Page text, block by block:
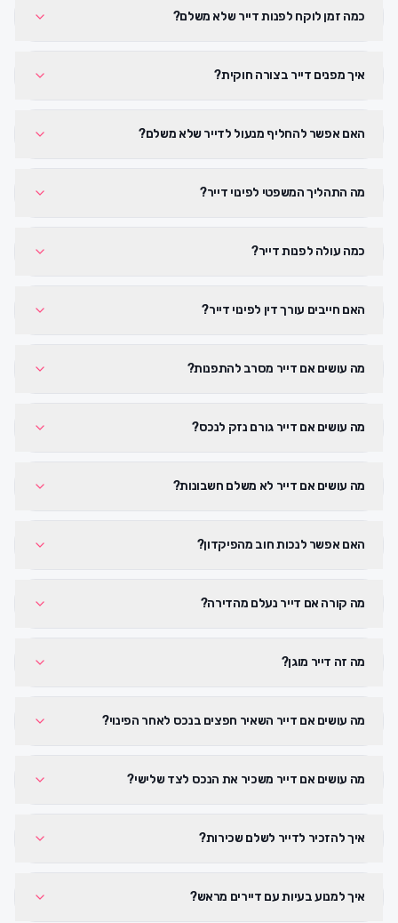
כמה זמן לוקח לפנות דייר שלא משלם?
איך מפנים דייר בצורה חוקית?
האם אפשר להחליף מנעול לדייר שלא משלם?
מה התהליך המשפטי לפינוי דייר?
כמה עולה לפנות דייר?
האם חייבים עורך דין לפינוי דייר?
מה עושים אם דייר מסרב להתפנות?
מה עושים אם דייר גורם נזק לנכס?
מה עושים אם דייר לא משלם חשבונות?
האם אפשר לנכות חוב מהפיקדון?
מה קורה אם דייר נעלם מהדירה?
מה זה דייר מוגן?
מה עושים אם דייר השאיר חפצים בנכס לאחר הפינוי?
מה עושים אם דייר משכיר את הנכס לצד שלישי?
איך להזכיר לדייר לשלם שכירות?
איך למנוע בעיות עם דיירים מראש?